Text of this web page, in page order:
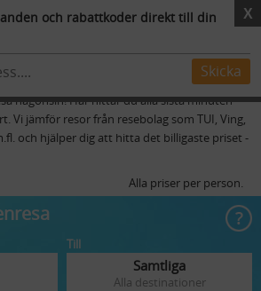
från Kalmar
någonsin! Här hittar du alla sista minuten
Vi jämför resor från resebolag som TUI, Ving,
och hjälper dig att hitta det billigaste priset -
Alla priser per person.
Till
Samtliga
Alla destinationer
X
och rabattkoder direkt till din
Skicka